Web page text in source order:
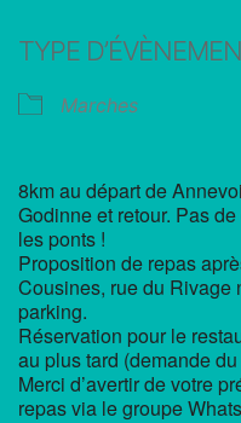
TYPE
Marches
8km au départ de
Godinne et retour. Pas
les ponts !
Proposition de repas
Cousines, rue du Rivage
parking.
Réservation pour le
au plus tard (demande
Merci d’avertir de votre
repas via le groupe